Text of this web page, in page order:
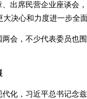
出席民营企业座谈会
决心和力度进一步全
会，不少代表委员也
化，习近平总书记念